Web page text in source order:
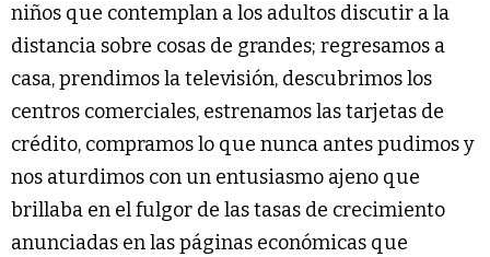
niños que contemplan a los adultos discutir a la
distancia sobre cosas de grandes; regresamos a
casa, prendimos la televisión, descubrimos los
centros comerciales, estrenamos las tarjetas de
crédito, compramos lo que nunca antes pudimos y
nos aturdimos con un entusiasmo ajeno que
brillaba en el fulgor de las tasas de crecimiento
anunciadas en las páginas económicas que